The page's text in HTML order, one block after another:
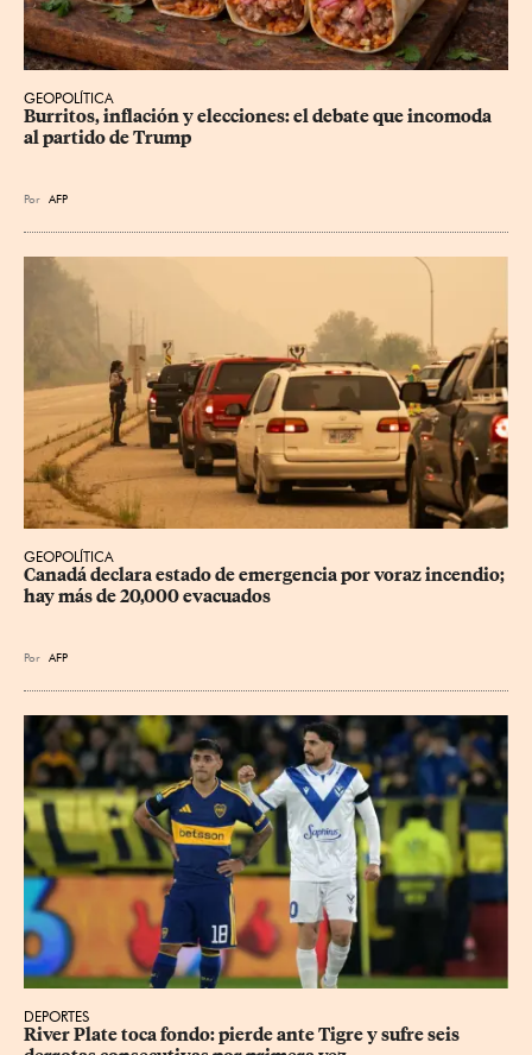
GEOPOLÍTICA
Burritos, inflación y elecciones: el debate que incomoda
al partido de Trump
Por AFP
GEOPOLÍTICA
Canadá declara estado de emergencia por voraz incendio;
hay más de 20,000 evacuados
Por AFP
DEPORTES
River Plate toca fondo: pierde ante Tigre y sufre seis